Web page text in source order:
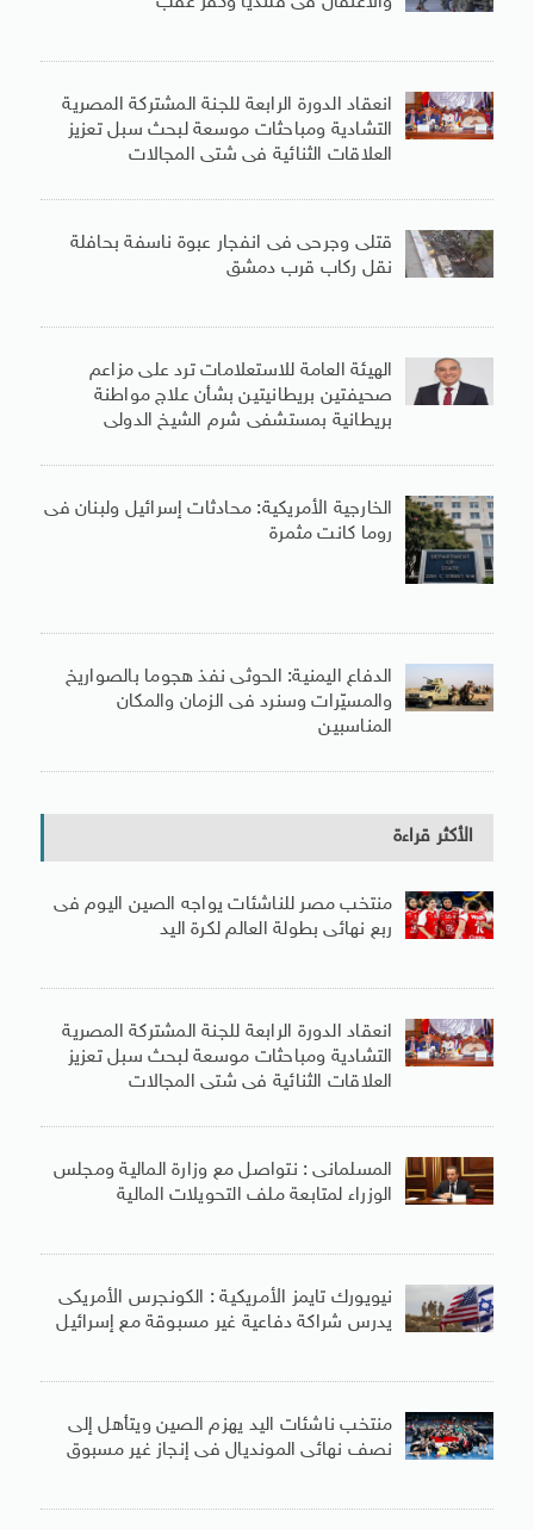
انعقاد الدورة الرابعة للجنة المشتركة المصرية
التشادية ومباحثات موسعة لبحث سبل تعزيز
العلاقات الثنائية فى شتى المجالات
قتلى وجرحى فى انفجار عبوة ناسفة بحافلة
نقل ركاب قرب دمشق
الهيئة العامة للاستعلامات ترد على مزاعم
صحيفتين بريطانيتين بشأن علاج مواطنة
بريطانية بمستشفى شرم الشيخ الدولى
الخارجية الأمريكية: محادثات إسرائيل ولبنان فى
روما كانت مثمرة
الدفاع اليمنية: الحوثى نفذ هجوما بالصواريخ
والمسيّرات وسنرد فى الزمان والمكان
المناسبين
الأكثر قراءة
منتخب مصر للناشئات يواجه الصين اليوم فى
ربع نهائى بطولة العالم لكرة اليد
انعقاد الدورة الرابعة للجنة المشتركة المصرية
التشادية ومباحثات موسعة لبحث سبل تعزيز
العلاقات الثنائية فى شتى المجالات
المسلمانى : نتواصل مع وزارة المالية ومجلس
الوزراء لمتابعة ملف التحويلات المالية
نيويورك تايمز الأمريكية : الكونجرس الأمريكى
يدرس شراكة دفاعية غير مسبوقة مع إسرائيل
منتخب ناشئات اليد يهزم الصين ويتأهل إلى
نصف نهائى المونديال فى إنجاز غير مسبوق